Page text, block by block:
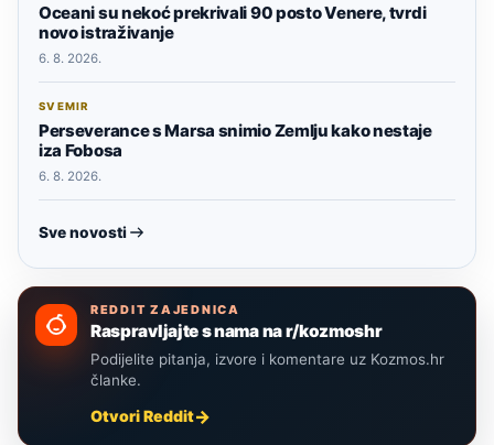
Oceani su nekoć prekrivali 90 posto Venere, tvrdi
novo istraživanje
6. 8. 2026.
SVEMIR
Perseverance s Marsa snimio Zemlju kako nestaje
iza Fobosa
6. 8. 2026.
Sve novosti
REDDIT ZAJEDNICA
Raspravljajte s nama na r/kozmoshr
Podijelite pitanja, izvore i komentare uz Kozmos.hr
članke.
Otvori Reddit